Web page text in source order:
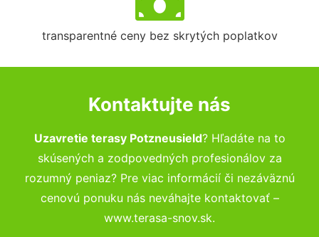
transparentné ceny bez skrytých poplatkov
Kontaktujte nás
Uzavretie terasy Potzneusield? Hľadáte na to
skúsených a zodpovedných profesionálov za
rozumný peniaz? Pre viac informácií či nezáväznú
cenovú ponuku nás neváhajte kontaktovať –
www.terasa-snov.sk.